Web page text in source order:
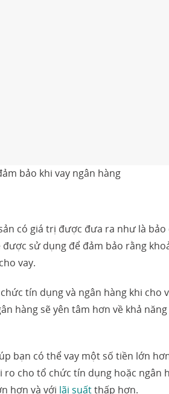
bảo khi vay ngân hàng
có giá trị được đưa ra như là bảo
sử dụng để đảm bảo rằng
vay.
tín dụng và ngân hàng khi cho
hàng sẽ yên tâm hơn về khả
bạn có thể vay một số tiền lớn
cho tổ chức tín dụng hoặc ngân
hơn và với lãi suấtthấp hơn.